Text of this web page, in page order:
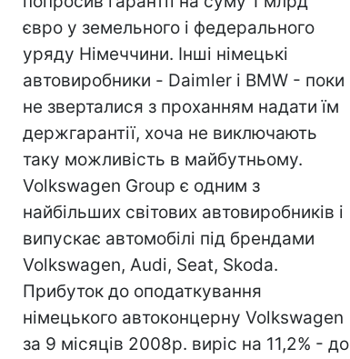
євро у земельного і федерального
уряду Німеччини. Інші німецькі
автовиробники - Daimler і BMW - поки
не зверталися з проханням надати їм
держгарантії, хоча не виключають
таку можливість в майбутньому.
Volkswagen Group є одним з
найбільших світових автовиробників і
випускає автомобілі під брендами
Volkswagen, Audi, Seat, Skoda.
Прибуток до оподаткування
німецького автоконцерну Volkswagen
за 9 місяців 2008р. виріс на 11,2% - до